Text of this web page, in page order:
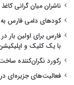
ناشران میان گرانی
کودهای دامی فارس به
فارس برای اولین بار
با یک کلیک و
رکورد نگران‌کننده
فعالیت‌های جزیره‌ای